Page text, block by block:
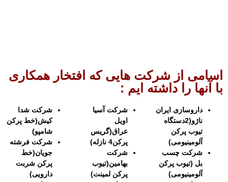
اسامی از شرکت هایی که افتخار همکاری
با آنها را داشته ایم :
داروسازی ایران
ناژو(2دستگاه
تیوب پرکن
آلومینیومی)
شرکت چسب
بل (تیوب پرکن
آلومینیومی)
شرکت آسیا
اویل
عراق(گریس
پرکن4 نازله)
شرکت
بهامین(تیوب
پرکن لمینت)
شرکت شدا
کیش(خط پرکن
شامپو)
شرکت فرشته
جویان(خط
پرکن شربت
دارویی)